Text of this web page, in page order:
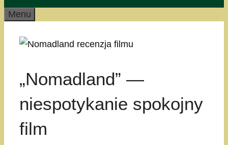
Menu
„Nomadland” —
niespotykanie spokojny
film